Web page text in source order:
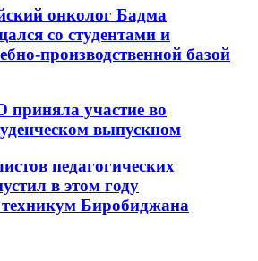
онколог Бадма
со студентами и
производственной базой
приняла участие во
выпускном
педагогических
в этом году
техникум Биробиджана